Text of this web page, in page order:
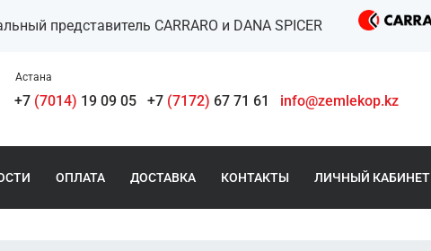
представитель CARRARO и DANA SPICER
Астана
+7 (7014) 19 09 05 +7 (7172) 67 71 61 info@zemlekop.kz
ОПЛАТА ДОСТАВКА КОНТАКТЫ ЛИЧНЫЙ КАБИНЕТ